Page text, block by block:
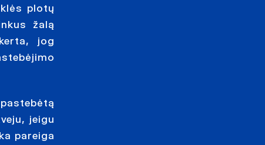
plotų
žalą
jog
jeigu
pareiga